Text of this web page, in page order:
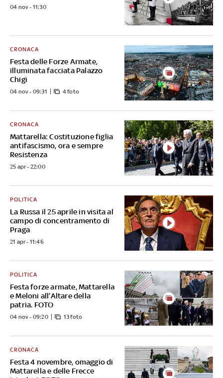
04 nov - 11:30
Festa delle Forze Armate,
illuminata facciata Palazzo
Chigi
CRONACA
04 nov - 09:31 4 foto
Mattarella: Costituzione figlia
antifascismo, ora e sempre
Resistenza
CRONACA
25 apr - 22:00
La Russa il 25 aprile in visita al
campo di concentramento di
Praga
POLITICA
21 apr - 11:46
Festa forze armate, Mattarella
e Meloni all’Altare della
patria. FOTO
POLITICA
04 nov - 09:20 13 foto
Festa 4 novembre, omaggio di
Mattarella e delle Frecce
CRONACA